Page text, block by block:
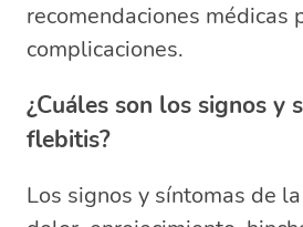
recomendaciones médicas
complicaciones.
¿Cuáles son los signos y
flebitis?
Los signos y síntomas de